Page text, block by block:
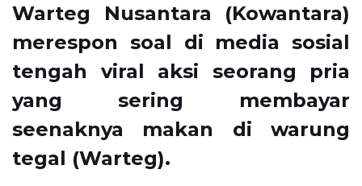
Warteg Nusantara (Kowantara)
merespon soal di media sosial
tengah viral aksi seorang pria
yang sering membayar
seenaknya makan di warung
tegal (Warteg).